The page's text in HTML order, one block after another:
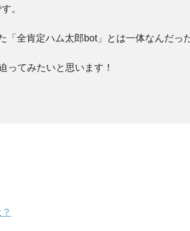
。
「全肯定ハム太郎bot」とは一体なんだっ
ってみたいと思います！